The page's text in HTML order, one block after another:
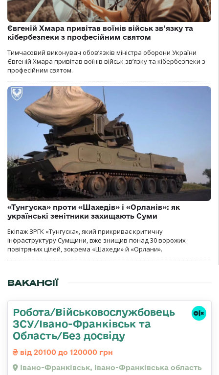
Євгеній Хмара привітав воїнів військ зв’язку та
кібербезпеки з професійним святом
Тимчасовий виконувач обов’язків міністра оборони України
Євгеній Хмара привітав воїнів військ зв’язку та кібербезпеки з
професійним святом.
«Тунгуска» проти «Шахедів» і «Орланів»: як
українські зенітники захищають Суми
Екіпаж ЗРГК «Тунгуска», який прикриває критичну
інфраструктуру Сумщини, вже знищив понад 30 ворожих
повітряних цілей, зокрема «Шахеди» й «Орлани».
ВАКАНСІЇ
Робота/Військовослужбовець
ЗСУ/Івано-Франківськ та
Область/Без досвіду
від 20100 до 120000 грн
Івано-Франківськ, Івано-Франківська область